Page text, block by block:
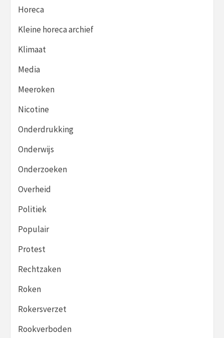
Horeca
Kleine horeca archief
Klimaat
Media
Meeroken
Nicotine
Onderdrukking
Onderwijs
Onderzoeken
Overheid
Politiek
Populair
Protest
Rechtzaken
Roken
Rokersverzet
Rookverboden